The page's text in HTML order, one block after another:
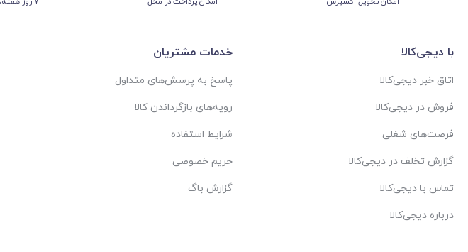
با دیجی‌کالا
اتاق خبر دیجی‌کالا
فروش در دیجی‌کالا
فرصت‌های شغلی
گزارش تخلف در دیجی‌کالا
تماس با دیجی‌کالا
درباره دیجی‌کالا
خدمات مشتریان
پاسخ به پرسش‌های متداول
رویه‌های بازگرداندن کالا
شرایط استفاده
حریم خصوصی
گزارش باگ